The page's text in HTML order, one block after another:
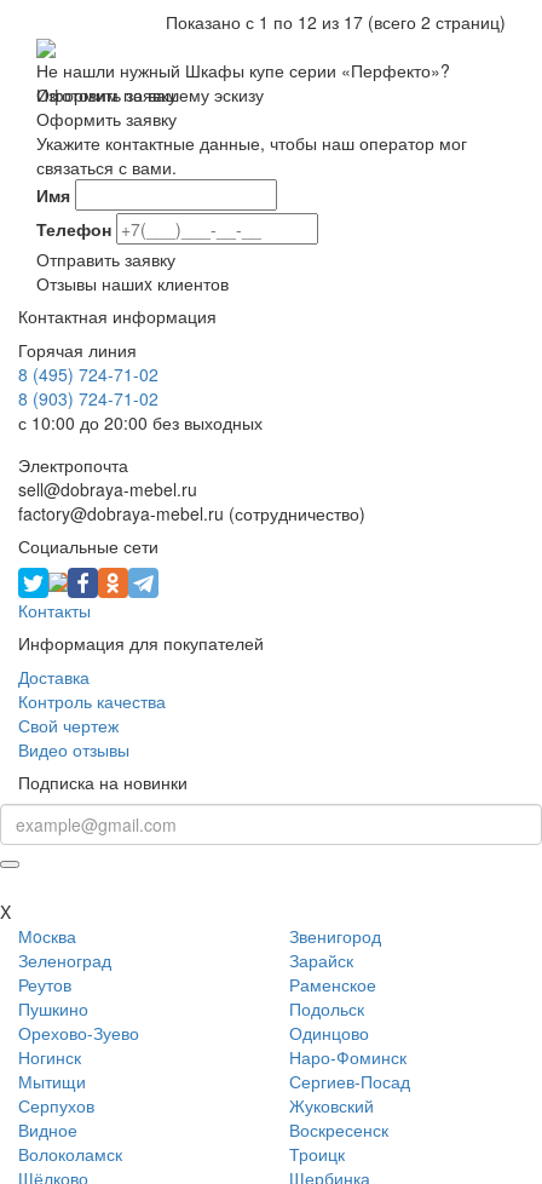
Показано с 1 по 12 из 17 (всего 2 страниц)
Не нашли нужный Шкафы купе серии «Перфекто»?
Изготовим по вашему эскизу
Оформить заявку
Оформить заявку
Укажите контактные данные, чтобы наш оператор мог
связаться с вами.
Имя
Телефон
Отправить заявку
Отзывы нашиx клиентов
Контактная информация
Горячая линия
8 (495) 724-71-02
8 (903) 724-71-02
с 10:00 до 20:00 без выходных
Электропочта
sell@dobraya-mebel.ru
factory@dobraya-mebel.ru (сотрудничество)
Социальные сети
Контакты
Информация для покупателей
Доставка
Контроль качества
Свой чертеж
Видео отзывы
Подписка на новинки
X
Мoсква
Звенигород
Зеленоград
Зарайск
Реутов
Раменское
Пушкино
Подольск
Орехово-Зуево
Одинцово
Ногинск
Наро-Фоминск
Мытищи
Сергиев-Посад
Серпухов
Жуковский
Видное
Воскресенск
Волоколамск
Троицк
Щёлково
Щербинка